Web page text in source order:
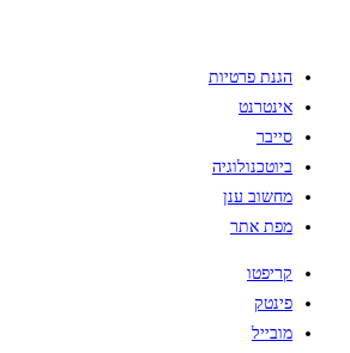
הגנת פרטיות
אינטרנט
סייבר
ביוטכנולוגיה
מחשוב ענן
מפת אתר
קריפטו
פינטק
מובייל